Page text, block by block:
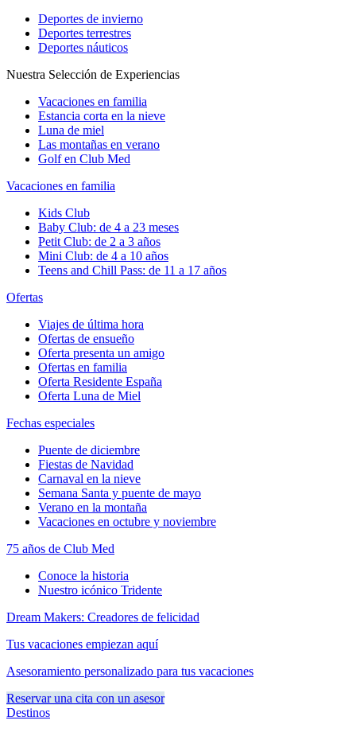
Deportes de invierno
Deportes terrestres
Deportes náuticos
Nuestra Selección de Experiencias
Vacaciones en familia
Estancia corta en la nieve
Luna de miel
Las montañas en verano
Golf en Club Med
Vacaciones en familia
Kids Club
Baby Club: de 4 a 23 meses
Petit Club: de 2 a 3 años
Mini Club: de 4 a 10 años
Teens and Chill Pass: de 11 a 17 años
Ofertas
Viajes de última hora
Ofertas de ensueño
Oferta presenta un amigo
Ofertas en familia
Oferta Residente España
Oferta Luna de Miel
Fechas especiales
Puente de diciembre
Fiestas de Navidad
Carnaval en la nieve
Semana Santa y puente de mayo
Verano en la montaña
Vacaciones en octubre y noviembre
75 años de Club Med
Conoce la historia
Nuestro icónico Tridente
Dream Makers: Creadores de felicidad
Tus vacaciones empiezan aquí
Asesoramiento personalizado para tus vacaciones
Reservar una cita con un asesor
Destinos